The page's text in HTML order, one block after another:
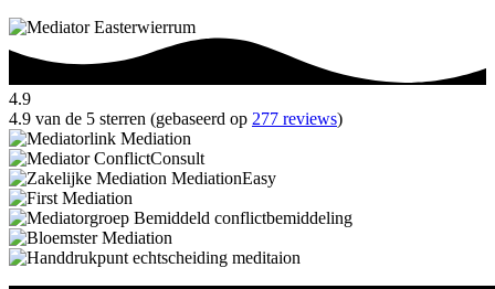
4.9
4.9 van de 5 sterren (gebaseerd op 277 reviews)